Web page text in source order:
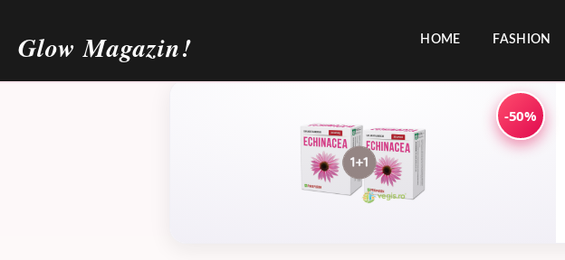
Glow Magazin! HOME FASHION
-50%